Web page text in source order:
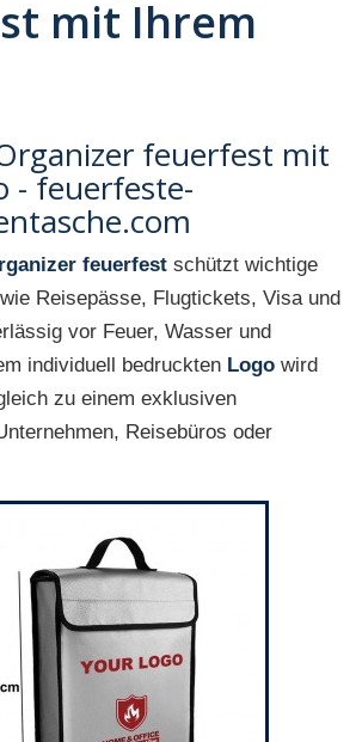
mit Ihrem
feuerfest mit
- feuerfeste-
feuerfest schützt wichtige
Reisepässe, Flugtickets, Visa und
vor Feuer, Wasser und
individuell bedruckten Logo wird
zu einem exklusiven
Reisebüros oder